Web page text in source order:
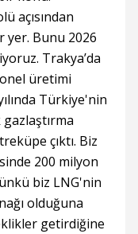
açısından
Bunu 2026
Trakya’da
üretimi
Türkiye'nin
çıktı. Biz
200 milyon
biz LNG'nin
olduğuna
getirdiğine